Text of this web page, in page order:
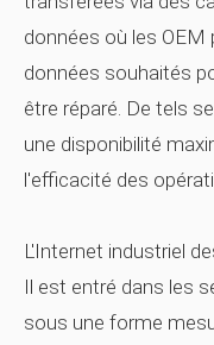
données où les OEM
données souhaités
être réparé. De tels
une disponibilité
l'efficacité des
L'Internet industriel
Il est entré dans les
sous une forme